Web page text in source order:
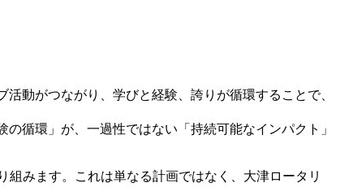
動がつながり、学びと経験、誇りが循環することで、
循環」が、一過性ではない「持続可能なインパクト」
みます。これは単なる計画ではなく、大津ロータリ